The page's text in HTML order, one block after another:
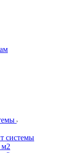
системы
м2